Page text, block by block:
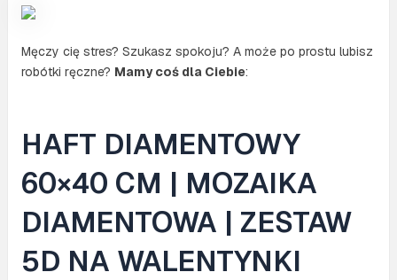
Męczy cię stres? Szukasz spokoju? A może po prostu lubisz
robótki ręczne? Mamy coś dla Ciebie:
HAFT DIAMENTOWY
60×40 CM | MOZAIKA
DIAMENTOWA | ZESTAW
5D NA WALENTYNKI